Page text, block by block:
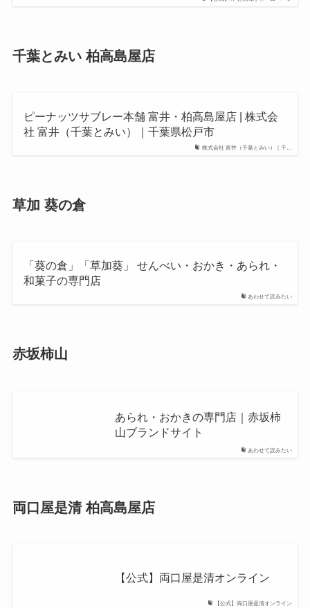
千葉とみい 柏高島屋店
株式会社 富井（千葉とみい）｜千…
ピーナッツサブレー本舗 富井・柏高島屋店 | 株式会
社 富井（千葉とみい）｜千葉県松戸市
草加 葵の倉
あわせて読みたい
「葵の倉」「草加葵」 せんべい・おかき・あられ・
和菓子の専門店
赤坂柿山
あわせて読みたい
あられ・おかきの専門店｜赤坂柿
山ブランドサイト
両口屋是清 柏高島屋店
【公式】両口屋是清オンライン
【公式】両口屋是清オンライン